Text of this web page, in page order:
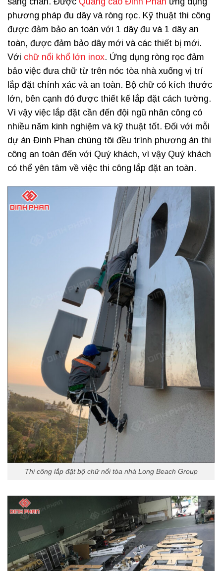
phương pháp đu dây và ròng rọc. Kỹ thuật thi công
được đảm bảo an toàn với 1 dây đu và 1 dây an
toàn, được đảm bảo dây mới và các thiết bị mới.
Với chữ nổi khổ lớn inox. Ứng dụng ròng rọc đảm
bảo việc đưa chữ từ trên nóc tòa nhà xuống vị trí
lắp đặt chính xác và an toàn. Bộ chữ có kích thước
lớn, bên cạnh đó được thiết kế lắp đặt cách tường.
Vì vậy việc lắp đặt cần đến đội ngũ nhân công có
nhiều năm kinh nghiệm và kỹ thuật tốt. Đối với mỗi
dự án Đinh Phan chúng tôi đều trình phương án thi
công an toàn đến với Quý khách, vì vậy Quý khách
có thể yên tâm về việc thi công lắp đặt an toàn.
Thi công lắp đặt bộ chữ nổi tòa nhà Long Beach Group